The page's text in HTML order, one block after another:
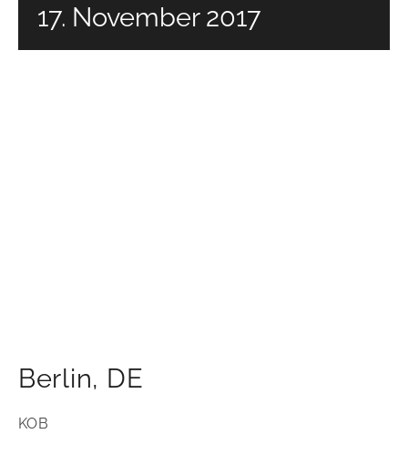
17. November 2017
Berlin, DE
KOB